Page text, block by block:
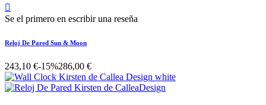

Se el primero en escribir una reseña
Reloj De Pared Sun & Moon
243,10 €-15%286,00 €